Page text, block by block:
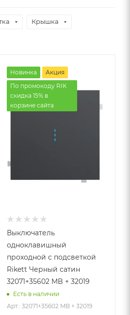
Крышка
Новинка
Акция
По промокоду RIK
скидка 15% в
корзине сайта
Выключатель
одноклавишный
проходной с подсветкой
Rikett Черный сатин
32071+35602 MB + 32019
Есть в наличии
Арт.: 32071+35602 MB + 32019